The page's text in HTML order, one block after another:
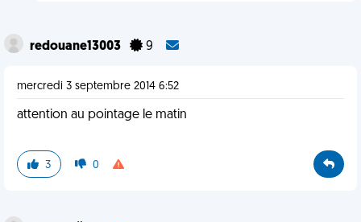
redouane13003 9
mercredi 3 septembre 2014 6:52
attention au pointage le matin
3 0